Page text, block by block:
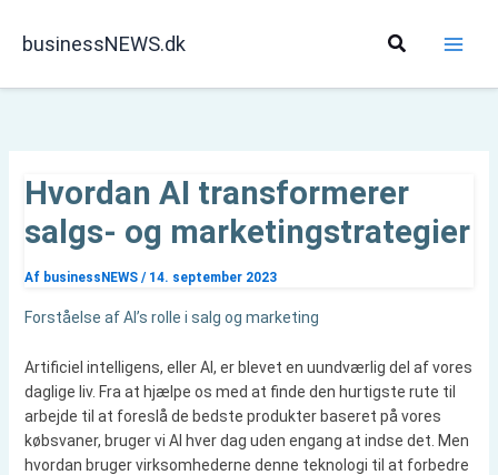
businessNEWS.dk Søg
Hvordan AI transformerer
salgs- og marketingstrategier
Af businessNEWS / 14. september 2023
Forståelse af AI’s rolle i salg og marketing
Artificiel intelligens, eller AI, er blevet en uundværlig del af vores
daglige liv. Fra at hjælpe os med at finde den hurtigste rute til
arbejde til at foreslå de bedste produkter baseret på vores
købsvaner, bruger vi AI hver dag uden engang at indse det. Men
hvordan bruger virksomhederne denne teknologi til at forbedre